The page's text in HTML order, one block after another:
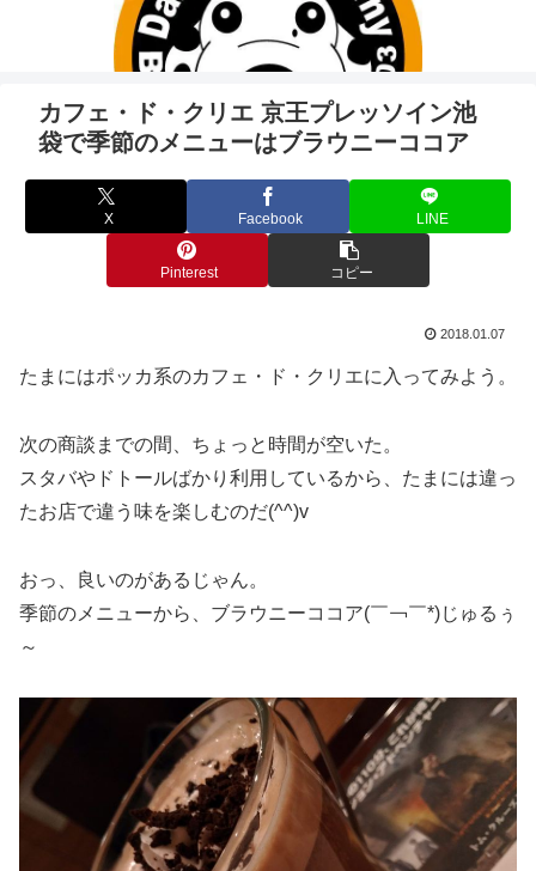
カフェ・ド・クリエ 京王プレッソイン池
袋で季節のメニューはブラウニーココア
X Facebook LINE
Pinterest コピー
2018.01.07
たまにはポッカ系のカフェ・ド・クリエに入ってみよう。
次の商談までの間、ちょっと時間が空いた。
スタバやドトールばかり利用しているから、たまには違っ
たお店で違う味を楽しむのだ(^^)v
おっ、良いのがあるじゃん。
季節のメニューから、ブラウニーココア(￣￢￣*)じゅるぅ
～